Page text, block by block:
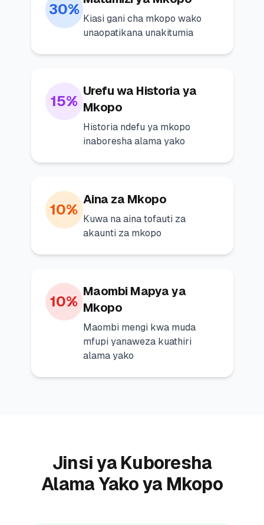
30%
Kiasi gani cha mkopo wako
unaopatikana unakitumia
15%
Urefu wa Historia ya
Mkopo
Historia ndefu ya mkopo
inaboresha alama yako
10%
Aina za Mkopo
Kuwa na aina tofauti za
akaunti za mkopo
10%
Maombi Mapya ya
Mkopo
Maombi mengi kwa muda
mfupi yanaweza kuathiri
alama yako
Jinsi ya Kuboresha
Alama Yako ya Mkopo